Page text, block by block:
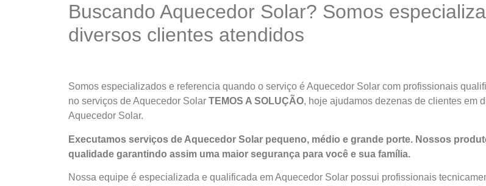
Buscando Aquecedor Solar? Somos
diversos clientes atendidos
Somos especializados e referencia quando o serviço é Aquecedor Solar com profissionais
no serviços de Aquecedor Solar TEMOS A SOLUÇÃO, hoje ajudamos dezenas de clientes em
Aquecedor Solar.
Executamos serviços de Aquecedor Solar pequeno, médio e grande porte. Nossos
qualidade garantindo assim uma maior segurança para você e sua família.
Nossa equipe é especializada e qualificada em Aquecedor Solar possui profissionais